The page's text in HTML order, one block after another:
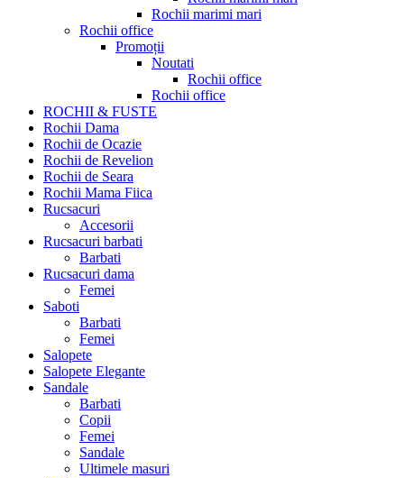
Rochii marimi mari
Rochii office
Promoții
Noutati
Rochii office
Rochii office
ROCHII & FUSTE
Rochii Dama
Rochii de Ocazie
Rochii de Revelion
Rochii de Seara
Rochii Mama Fiica
Rucsacuri
Accesorii
Rucsacuri barbati
Barbati
Rucsacuri dama
Femei
Saboti
Barbati
Femei
Salopete
Salopete Elegante
Sandale
Barbati
Copii
Femei
Sandale
Ultimele masuri